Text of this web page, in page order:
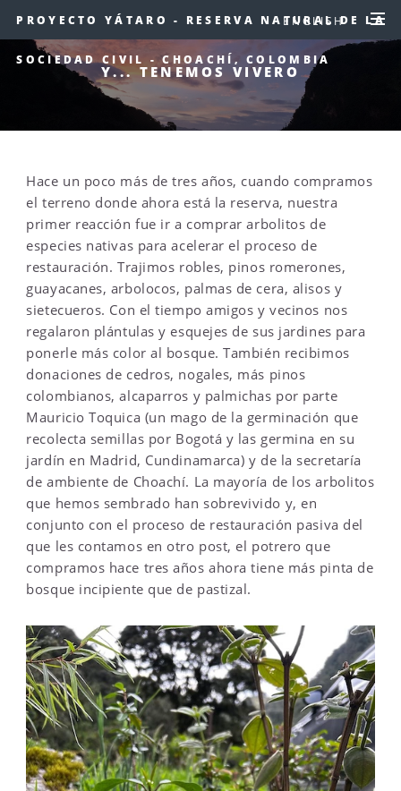
PROYECTO YÁTARO - RESERVA NATURAL DE LA
SOCIEDAD CIVIL - CHOACHÍ, COLOMBIA
ENGLISH
Y... TENEMOS VIVERO
Hace un poco más de tres años, cuando compramos
el terreno donde ahora está la reserva, nuestra
primer reacción fue ir a comprar arbolitos de
especies nativas para acelerar el proceso de
restauración. Trajimos robles, pinos romerones,
guayacanes, arbolocos, palmas de cera, alisos y
sietecueros. Con el tiempo amigos y vecinos nos
regalaron plántulas y esquejes de sus jardines para
ponerle más color al bosque. También recibimos
donaciones de cedros, nogales, más pinos
colombianos, alcaparros y palmichas por parte
Mauricio Toquica (un mago de la germinación que
recolecta semillas por Bogotá y las germina en su
jardín en Madrid, Cundinamarca) y de la secretaría
de ambiente de Choachí. La mayoría de los arbolitos
que hemos sembrado han sobrevivido y, en
conjunto con el proceso de restauración pasiva del
que les contamos en otro post, el potrero que
compramos hace tres años ahora tiene más pinta de
bosque incipiente que de pastizal.